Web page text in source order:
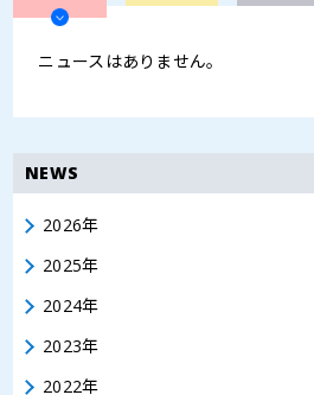
ニュースはありません。
NEWS
2026年
2025年
2024年
2023年
2022年